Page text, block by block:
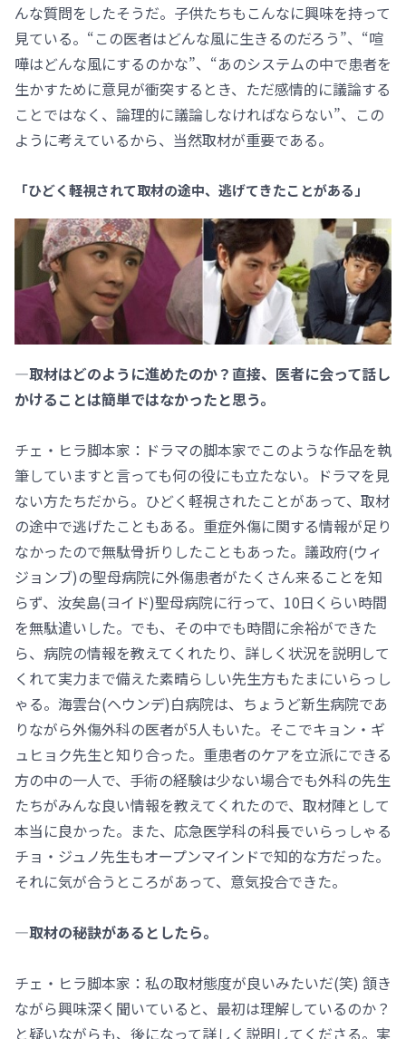
んな質問をしたそうだ。子供たちもこんなに興味を持って
見ている。“この医者はどんな風に生きるのだろう”、“喧
嘩はどんな風にするのかな”、“あのシステムの中で患者を
生かすために意見が衝突するとき、ただ感情的に議論する
ことではなく、論理的に議論しなければならない”、この
ように考えているから、当然取材が重要である。
「ひどく軽視されて取材の途中、逃げてきたことがある」
―取材はどのように進めたのか？直接、医者に会って話し
かけることは簡単ではなかったと思う。
チェ・ヒラ脚本家：ドラマの脚本家でこのような作品を執
筆していますと言っても何の役にも立たない。ドラマを見
ない方たちだから。ひどく軽視されたことがあって、取材
の途中で逃げたこともある。重症外傷に関する情報が足り
なかったので無駄骨折りしたこともあった。議政府(ウィ
ジョンブ)の聖母病院に外傷患者がたくさん来ることを知
らず、汝矣島(ヨイド)聖母病院に行って、10日くらい時間
を無駄遣いした。でも、その中でも時間に余裕ができた
ら、病院の情報を教えてくれたり、詳しく状況を説明して
くれて実力まで備えた素晴らしい先生方もたまにいらっし
ゃる。海雲台(ヘウンデ)白病院は、ちょうど新生病院であ
りながら外傷外科の医者が5人もいた。そこでキョン・ギ
ュヒョク先生と知り合った。重患者のケアを立派にできる
方の中の一人で、手術の経験は少ない場合でも外科の先生
たちがみんな良い情報を教えてくれたので、取材陣として
本当に良かった。また、応急医学科の科長でいらっしゃる
チョ・ジュノ先生もオープンマインドで知的な方だった。
それに気が合うところがあって、意気投合できた。
―取材の秘訣があるとしたら。
チェ・ヒラ脚本家：私の取材態度が良いみたいだ(笑) 頷き
ながら興味深く聞いていると、最初は理解しているのか？
と疑いながらも、後になって詳しく説明してくださる。実